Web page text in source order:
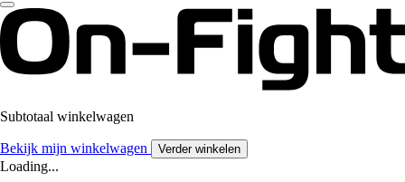
Subtotaal winkelwagen
Bekijk mijn winkelwagen Verder winkelen
Loading...